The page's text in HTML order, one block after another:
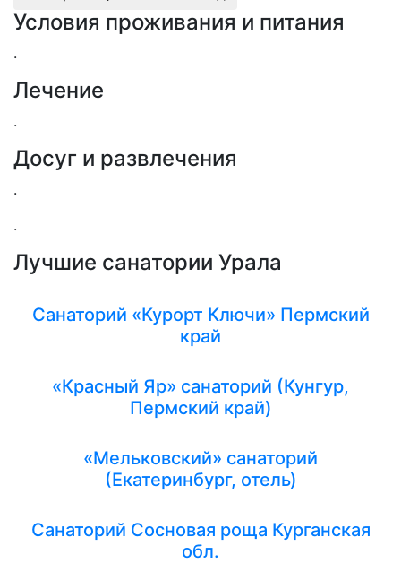
Условия проживания и питания
.
Лечение
.
Досуг и развлечения
.
.
Лучшие санатории Урала
Санаторий «Курорт Ключи» Пермский
край
«Красный Яр» санаторий (Кунгур,
Пермский край)
«Мельковский» санаторий
(Екатеринбург, отель)
Санаторий Сосновая роща Курганская
обл.